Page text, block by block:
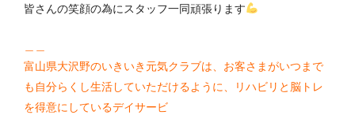
皆さんの笑顔の為にスタッフ一同頑張ります
富山県大沢野のいきいき元気クラブは、お客さまがいつまで
も自分らくし生活していただけるように、リハビリと脳トレ
を得意にしているデイサービ